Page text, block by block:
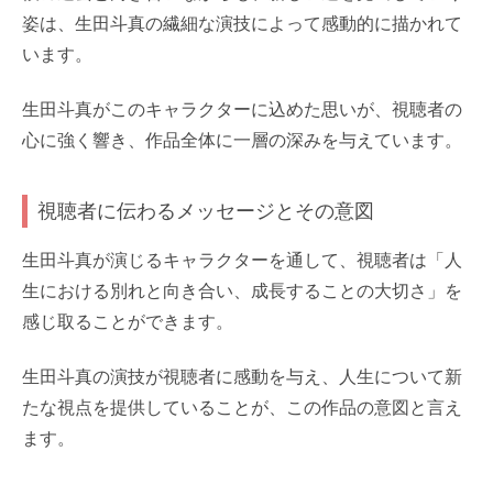
姿は、生田斗真の繊細な演技によって感動的に描かれて
います。
生田斗真がこのキャラクターに込めた思いが、視聴者の
心に強く響き、作品全体に一層の深みを与えています。
視聴者に伝わるメッセージとその意図
生田斗真が演じるキャラクターを通して、視聴者は「人
生における別れと向き合い、成長することの大切さ」を
感じ取ることができます。
生田斗真の演技が視聴者に感動を与え、人生について新
たな視点を提供していることが、この作品の意図と言え
ます。